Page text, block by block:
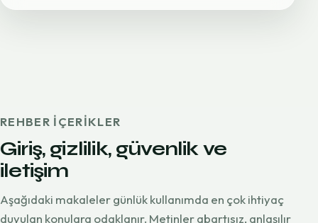
REHBER IÇERIKLER
Giriş, gizlilik, güvenlik ve
iletişim
Aşağıdaki makaleler günlük kullanımda en çok ihtiyaç
duyulan konulara odaklanır. Metinler abartısız, anlaşılır